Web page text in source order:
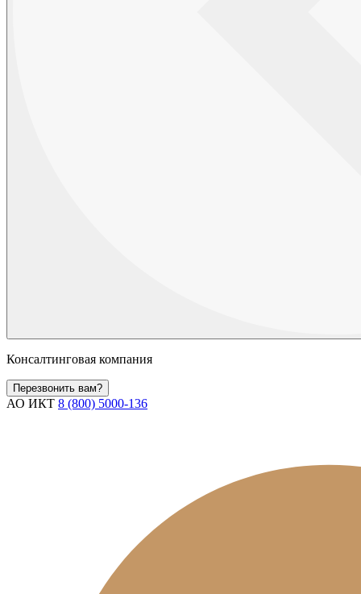
Консалтинговая компания
Перезвонить вам?
АО ИКТ 8 (800) 5000-136